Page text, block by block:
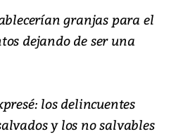
granjas para el
dejando de ser una
los delincuentes
y los no salvables